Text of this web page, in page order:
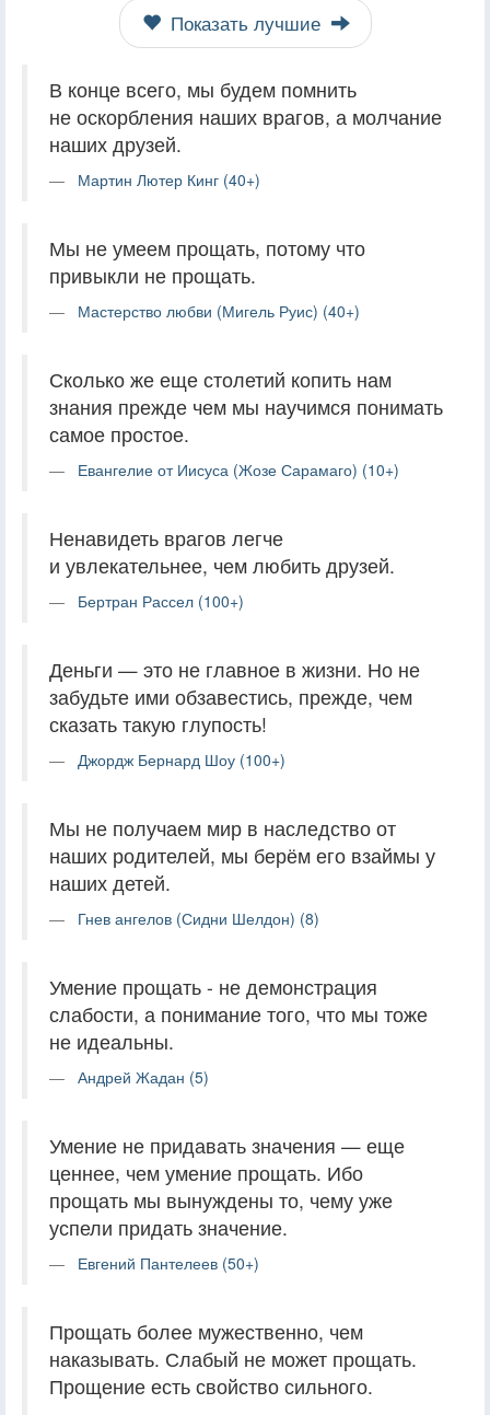
Показать лучшие
В конце всего, мы будем помнить
не оскорбления наших врагов, а молчание
наших друзей.
Мартин Лютер Кинг (40+)
Мы не умеем прощать, потому что
привыкли не прощать.
Мастерство любви (Мигель Руис) (40+)
Сколько же еще столетий копить нам
знания прежде чем мы научимся понимать
самое простое.
Евангелие от Иисуса (Жозе Сарамаго) (10+)
Ненавидеть врагов легче
и увлекательнее, чем любить друзей.
Бертран Рассел (100+)
Деньги — это не главное в жизни. Но не
забудьте ими обзавестись, прежде, чем
сказать такую глупость!
Джордж Бернард Шоу (100+)
Мы не получаем мир в наследство от
наших родителей, мы берём его взаймы у
наших детей.
Гнев ангелов (Сидни Шелдон) (8)
Умение прощать - не демонстрация
слабости, а понимание того, что мы тоже
не идеальны.
Андрей Жадан (5)
Умение не придавать значения — еще
ценнее, чем умение прощать. Ибо
прощать мы вынуждены то, чему уже
успели придать значение.
Евгений Пантелеев (50+)
Прощать более мужественно, чем
наказывать. Слабый не может прощать.
Прощение есть свойство сильного.